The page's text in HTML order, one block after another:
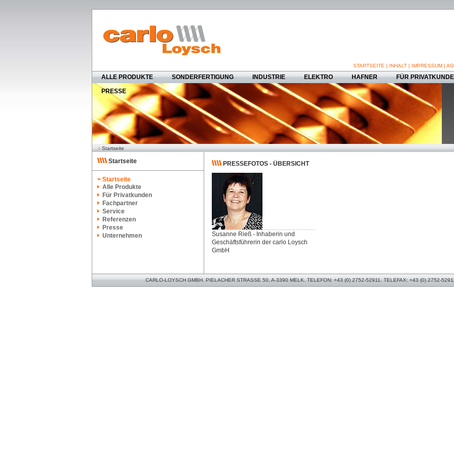
STARTSEITE | INHALT | IMPRESSUM |
ALLE PRODUKTE SONDERFERTIGUNG INDUSTRIE ELEKTRO HAFNER FÜR
PRESSE
Startseite
Startseite
Startseite
Alle Produkte
Für Privatkunden
Fachpartner
Service
Referenzen
Presse
Unternehmen
PRESSEFOTOS - ÜBERSICHT
Susanne Rieß - Inhaberin und
Geschäftsführerin der carlo Loysch
GmbH
CARLO-LOYSCH GMBH. PIELACHER STRASSE 50, A-3390 MELK. TELEFON: +43 (0) 2752-52911. TELEFAX: +43 (0) 2752-